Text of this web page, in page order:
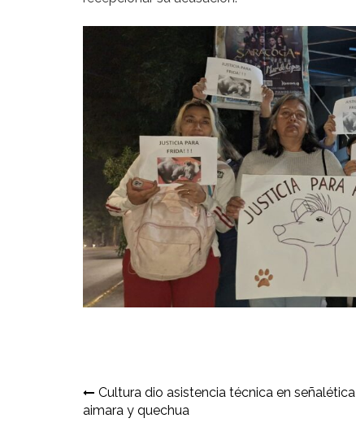
Navegación
de
Cultura dio asistencia técnica en señalética
aimara y quechua